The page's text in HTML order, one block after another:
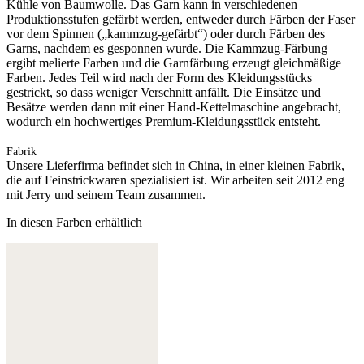
Kühle von Baumwolle. Das Garn kann in verschiedenen
Produktionsstufen gefärbt werden, entweder durch Färben der Faser
vor dem Spinnen („kammzug-gefärbt“) oder durch Färben des
Garns, nachdem es gesponnen wurde. Die Kammzug-Färbung
ergibt melierte Farben und die Garnfärbung erzeugt gleichmäßige
Farben. Jedes Teil wird nach der Form des Kleidungsstücks
gestrickt, so dass weniger Verschnitt anfällt. Die Einsätze und
Besätze werden dann mit einer Hand-Kettelmaschine angebracht,
wodurch ein hochwertiges Premium-Kleidungsstück entsteht.
Fabrik
Unsere Lieferfirma befindet sich in China, in einer kleinen Fabrik,
die auf Feinstrickwaren spezialisiert ist. Wir arbeiten seit 2012 eng
mit Jerry und seinem Team zusammen.
In diesen Farben erhältlich